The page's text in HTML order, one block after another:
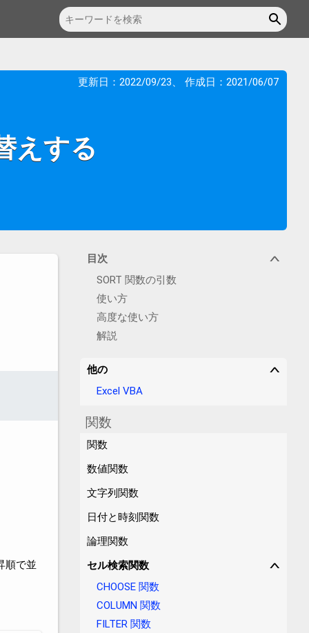
更新日： 2022/09/23、 作成日： 2021/06/07
えする
順で並
∨
目次
SORT 関数の引数
使い方
高度な使い方
解説
∨
他の
Excel VBA
関数
関数
数値関数
文字列関数
日付と時刻関数
論理関数
∨
セル検索関数
CHOOSE 関数
COLUMN 関数
FILTER 関数